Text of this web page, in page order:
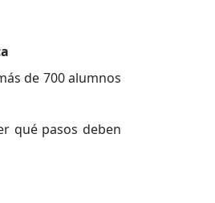
de 700 alumnos
qué pasos deben